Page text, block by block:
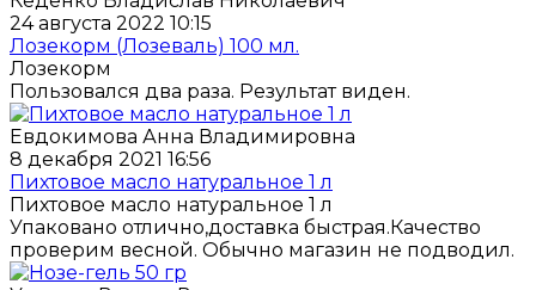
24 августа 2022 10:15
Лозекорм (Лозеваль) 100 мл.
Лозекорм
Пользовался два раза. Результат виден.
Евдокимова Анна Владимировна
8 декабря 2021 16:56
Пихтовое масло натуральное 1 л
Пихтовое масло натуральное 1 л
Упаковано отлично,доставка быстрая.Качество
проверим весной. Обычно магазин не подводил.